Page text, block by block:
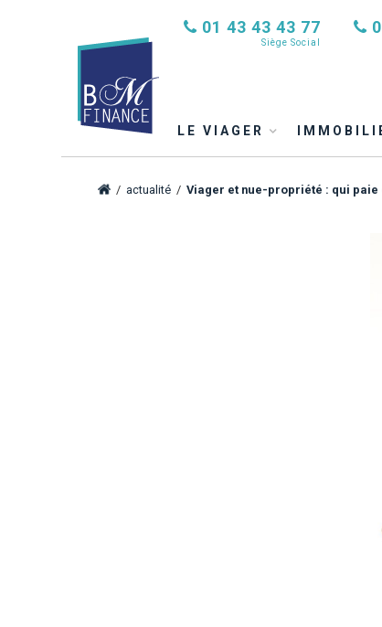
01 43 43 43 77
Siège Social
LE VIAGER
/ actualité / Viager et nue-propriété : qui paie